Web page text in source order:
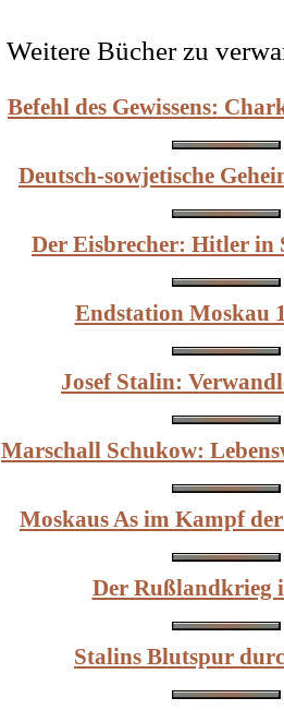
Weitere Bücher zu
Befehl des Gewissens:
Deutsch-sowjetische
Der Eisbrecher: Hitler
Endstation Moskau
Josef Stalin:
Marschall Schukow:
Moskaus As im Kampf
Der Rußlandkrieg
Stalins Blutspur